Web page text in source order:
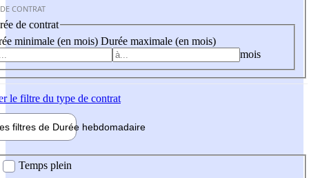
CONTRAT
de contrat
minimale (en mois) Durée maximale (en mois)
mois
le filtre du type de contrat
filtres de Durée hebdomadaire
Temps plein